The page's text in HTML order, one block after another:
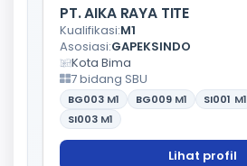
PT. AIKA RAYA TITE
Kualifikasi:M1
Asosiasi:GAPEKSINDO
Kota Bima
7 bidang SBU
BG003 M1 BG009 M1 SI001 M1
SI003 M1
Lihat profil